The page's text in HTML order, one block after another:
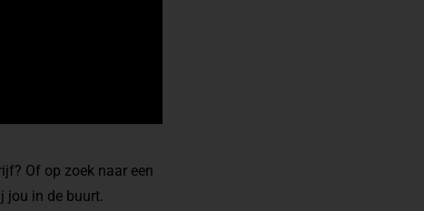
Of op zoek naar een
jou in de buurt.